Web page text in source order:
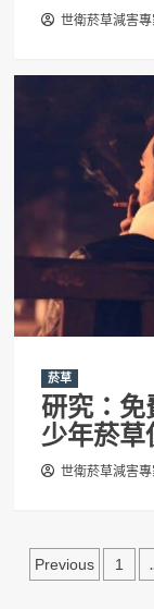
世衛菸草減害
菸草
研究：免
少年菸草
世衛菸草減害
文Previous 1